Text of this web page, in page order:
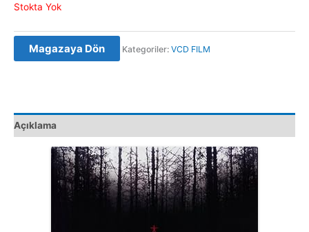
Stokta Yok
Magazaya Dön Kategoriler: VCD FILM
Açıklama